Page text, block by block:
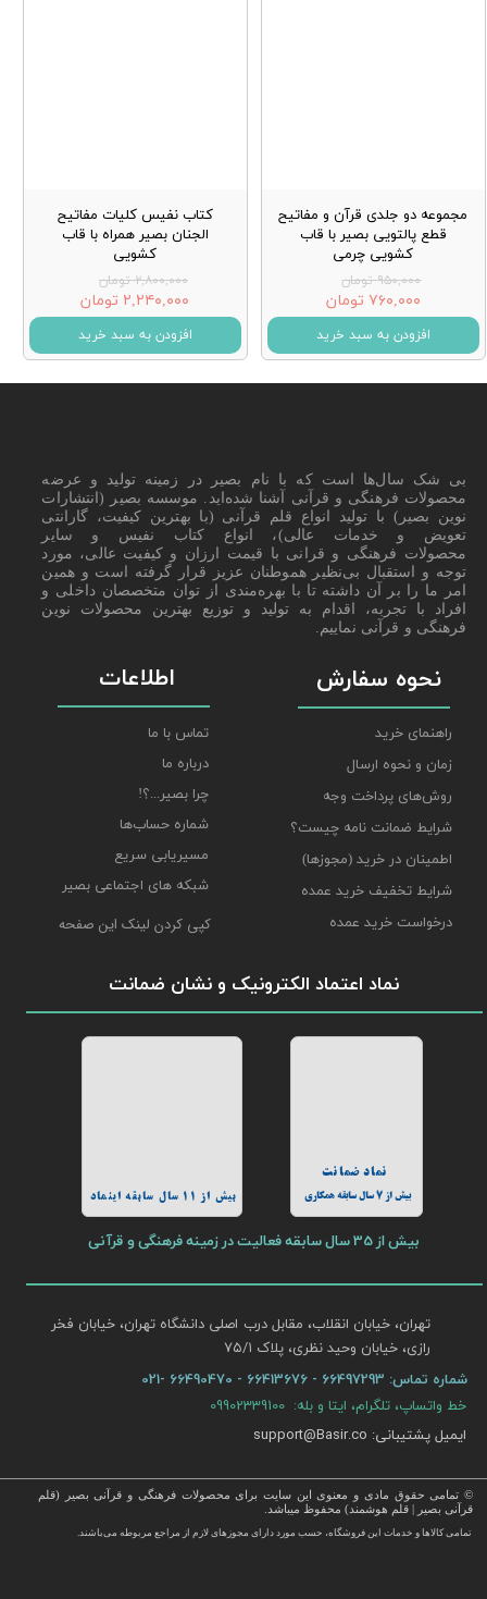
مجموعه دو جلدی قرآن و مفاتیح
قطع پالتویی بصیر با قاب
کشویی چرمی
۹۵۰,۰۰۰ تومان
۷۶۰,۰۰۰ تومان
افزودن به سبد خرید
کتاب نفیس کلیات مفاتیح
الجنان بصیر همراه با قاب
کشویی
۲,۸۰۰,۰۰۰ تومان
۲,۲۴۰,۰۰۰ تومان
افزودن به سبد خرید
نحوه سفارش
راهنمای خرید
زمان و نحوه ارسال
روش‌های پرداخت وجه
شرایط ضمانت نامه چیست؟
اطمینان در خرید (مجوزها)
شرایط تخفیف خرید عمده
درخواست خرید عمده
© تمامی حقوق مادی و معنوی این سایت برای محصولات فرهنگی و قرآنی بصیر (قلم
قرآنی بصیر | قلم هوشمند) محفوظ میباشد.
تمامی كالاها و خدمات این فروشگاه، حسب مورد دارای مجوزهای لازم از مراجع مربوطه می‌باشند.
، انواع قلم قرآنی ، انواع کتاب نفیس و قرآن نفیس , قرآن عروس , کتب نفیس و معطر , کتاب چرمی و سایر محصولات
نماد اعتماد الکترونیک و نشان ضمانت
بیش از 11 سال سابقه اینماد
بیش از 35 سال سابقه فعالیت در زمینه فرهنگی و قرآنی
بیش از 7 سال سابقه همکاری
اطلاعات
تماس با ما
درباره ما
چرا بصیر...؟!
شماره حساب‌ها
مسیریابی سریع
شبکه های اجتماعی بصیر
تهران، خیابان انقلاب، مقابل درب اصلی دانشگاه تهران، خیابان فخر
رازی، خیابان وحید نظری، پلاک ۷۵/۱​​​​​​​
شماره تماس:
بی شک سال‌ها است که با نام بصیر در زمینه تولید و عرضه
محصولات فرهنگی و قرآنی آشنا شده‌اید. موسسه بصیر (انتشارات
نوین بصیر) با تولید انواع قلم قرآنی (با بهترین کیفیت، گارانتی
تعویض و خدمات عالی)، انواع کتاب نفیس و سایر
محصولات فرهنگی و قرانی با قیمت ارزان و کیفیت عالی، مورد
توجه و استقبال بی‌نظیر هموطنان عزیز قرار گرفته است و همین
امر ما را بر آن داشته تا با بهره‌مندی از توان متخصصان داخلی و
افراد با تجربه، اقدام به تولید و توزیع بهترین محصولات نوین
فرهنگی و قرآنی نماییم.
خط واتساپ، تلگرام، ایتا و بله: 09902339100
ایمیل پشتیبانی: support@Basir.co
کپی کردن لینک این صفحه